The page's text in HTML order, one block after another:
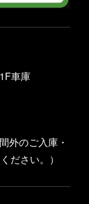
車庫
外のご入庫・
ださい。）